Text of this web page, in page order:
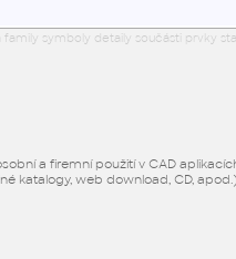
symboly detaily součásti prvky
a firemní použití v CAD
katalogy, web download, CD,